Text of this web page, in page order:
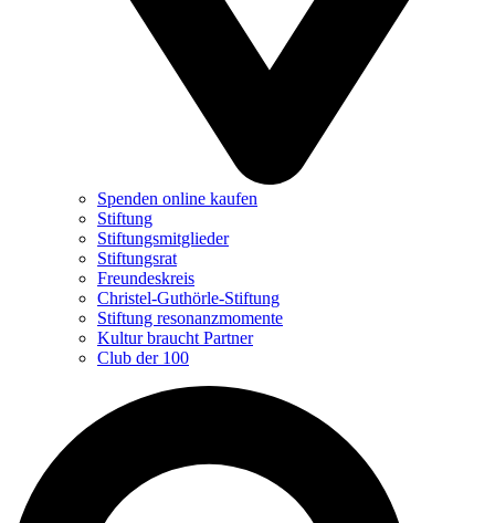
Spenden online kaufen
Stiftung
Stiftungsmitglieder
Stiftungsrat
Freundeskreis
Christel-Guthörle-Stiftung
Stiftung resonanzmomente
Kultur braucht Partner
Club der 100